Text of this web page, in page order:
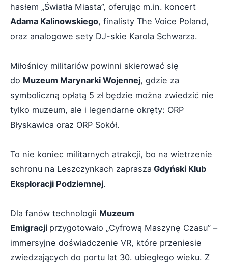
hasłem „Światła Miasta”, oferując m.in. koncert
Adama Kalinowskiego, finalisty The Voice Poland,
oraz analogowe sety DJ-skie Karola Schwarza.
Miłośnicy militariów powinni skierować się
do Muzeum Marynarki Wojennej, gdzie za
symboliczną opłatą 5 zł będzie można zwiedzić nie
tylko muzeum, ale i legendarne okręty: ORP
Błyskawica oraz ORP Sokół.
To nie koniec militarnych atrakcji, bo na wietrzenie
schronu na Leszczynkach zaprasza Gdyński Klub
Eksploracji Podziemnej.
Dla fanów technologii Muzeum
Emigracji przygotowało „Cyfrową Maszynę Czasu” –
immersyjne doświadczenie VR, które przeniesie
zwiedzających do portu lat 30. ubiegłego wieku. Z